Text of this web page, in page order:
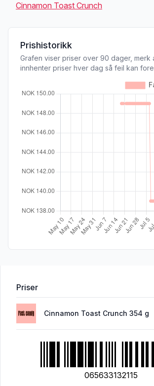
Cinnamon Toast Crunch
Prishistorikk
Grafen viser priser over 90 dager, merk
innhenter priser hver dag så feil kan
Priser
Cinnamon Toast Crunch 354 g
065633132115